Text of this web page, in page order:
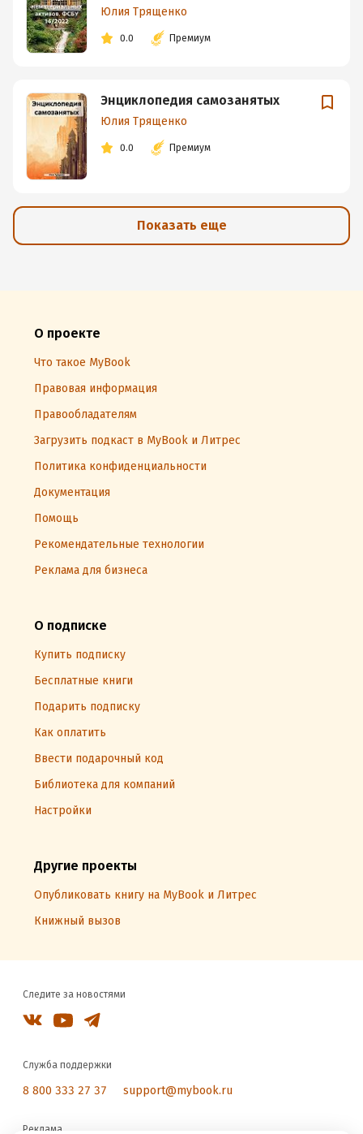
Юлия Трященко
0.0 Премиум
Энциклопедия самозанятых
Юлия Трященко
0.0 Премиум
Показать еще
О проекте
Что такое MyBook
Правовая информация
Правообладателям
Загрузить подкаст в MyBook и Литрес
Политика конфиденциальности
Документация
Помощь
Рекомендательные технологии
Реклама для бизнеса
О подписке
Купить подписку
Бесплатные книги
Подарить подписку
Как оплатить
Ввести подарочный код
Библиотека для компаний
Настройки
Другие проекты
Опубликовать книгу на MyBook и Литрес
Книжный вызов
Следите за новостями
Служба поддержки
8 800 333 27 37 support@mybook.ru
Реклама